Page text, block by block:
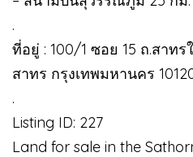
.
ที่อยู่ : 100/1 ซอย 15 ถ.สาท
สาทร กรุงเทพมหานคร
.
Listing ID: 227
Land for sale in the